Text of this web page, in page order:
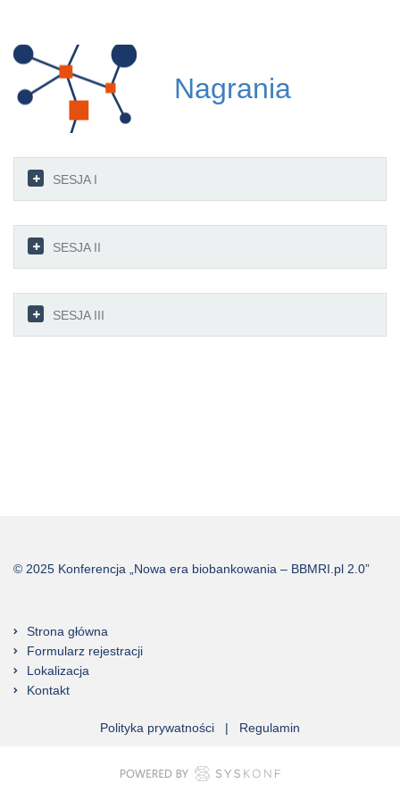
Nagrania
SESJA I
SESJA II
SESJA III
© 2025 Konferencja „Nowa era biobankowania – BBMRI.pl 2.0”
Strona główna
Formularz rejestracji
Lokalizacja
Kontakt
Polityka prywatności Regulamin